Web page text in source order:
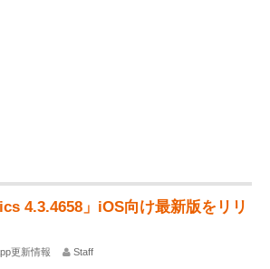
4.3.4658」iOS向け最新版をリリ
更新情報 Staff